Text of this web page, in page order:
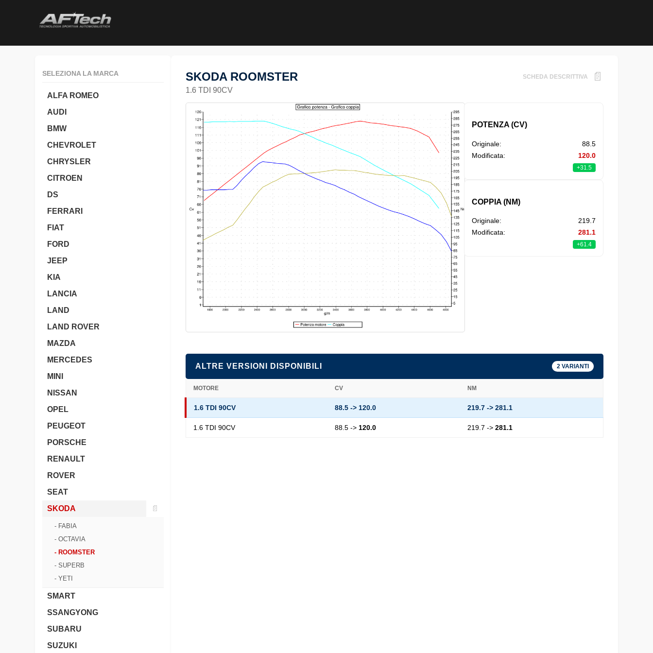
SELEZIONA LA MARCA
ALFA ROMEO
AUDI
BMW
CHEVROLET
CHRYSLER
CITROEN
DS
FERRARI
FIAT
FORD
JEEP
KIA
LANCIA
LAND
LAND ROVER
MAZDA
MERCEDES
MINI
NISSAN
OPEL
PEUGEOT
PORSCHE
RENAULT
ROVER
SEAT
SKODA
📄
- FABIA
- OCTAVIA
- ROOMSTER
- SUPERB
- YETI
SMART
SSANGYONG
SUBARU
SUZUKI
SKODA ROOMSTER SCHEDA DESCRITTIVA 📄
1.6 TDI 90CV
POTENZA (CV)
Originale:
88.5
Modificata:
120.0
+31.5
COPPIA (NM)
Originale:
219.7
Modificata:
281.1
+61.4
ALTRE VERSIONI DISPONIBILI 2 VARIANTI
MOTORE CV NM
1.6 TDI 90CV 88.5 -> 120.0 219.7 -> 281.1
1.6 TDI 90CV 88.5 -> 120.0 219.7 -> 281.1